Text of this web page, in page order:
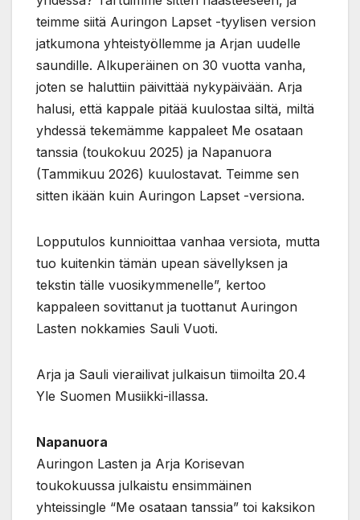
teimme siitä Auringon Lapset -tyylisen version
jatkumona yhteistyöllemme ja Arjan uudelle
saundille. Alkuperäinen on 30 vuotta vanha,
joten se haluttiin päivittää nykypäivään. Arja
halusi, että kappale pitää kuulostaa siltä, miltä
yhdessä tekemämme kappaleet Me osataan
tanssia (toukokuu 2025) ja Napanuora
(Tammikuu 2026) kuulostavat. Teimme sen
sitten ikään kuin Auringon Lapset -versiona.
Lopputulos kunnioittaa vanhaa versiota, mutta
tuo kuitenkin tämän upean sävellyksen ja
tekstin tälle vuosikymmenelle”, kertoo
kappaleen sovittanut ja tuottanut Auringon
Lasten nokkamies Sauli Vuoti.
Arja ja Sauli vierailivat julkaisun tiimoilta 20.4
Yle Suomen Musiikki-illassa.
Napanuora
Auringon Lasten ja Arja Korisevan
toukokuussa julkaistu ensimmäinen
yhteissingle “Me osataan tanssia” toi kaksikon